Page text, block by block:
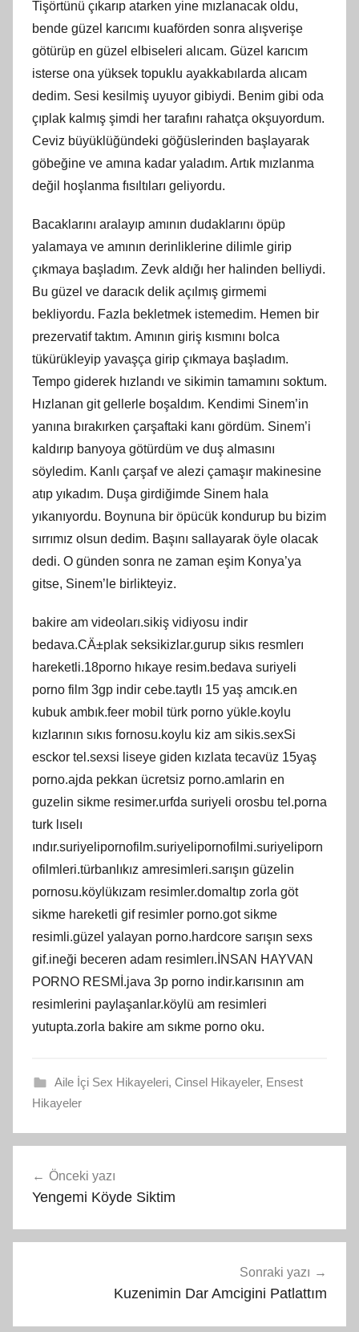
Tişörtünü çıkarıp atarken yine mızlanacak oldu,
bende güzel karıcımı kuaförden sonra alışverişe
götürüp en güzel elbiseleri alıcam. Güzel karıcım
isterse ona yüksek topuklu ayakkabılarda alıcam
dedim. Sesi kesilmiş uyuyor gibiydi. Benim gibi oda
çıplak kalmış şimdi her tarafını rahatça okşuyordum.
Ceviz büyüklüğündeki göğüslerinden başlayarak
göbeğine ve amına kadar yaladım. Artık mızlanma
değil hoşlanma fısıltıları geliyordu.
Bacaklarını aralayıp amının dudaklarını öpüp
yalamaya ve amının derinliklerine dilimle girip
çıkmaya başladım. Zevk aldığı her halinden belliydi.
Bu güzel ve daracık delik açılmış girmemi
bekliyordu. Fazla bekletmek istemedim. Hemen bir
prezervatif taktım. Amının giriş kısmını bolca
tükürükleyip yavaşça girip çıkmaya başladım.
Tempo giderek hızlandı ve sikimin tamamını soktum.
Hızlanan git gellerle boşaldım. Kendimi Sinem’in
yanına bırakırken çarşaftaki kanı gördüm. Sinem’i
kaldırıp banyoya götürdüm ve duş almasını
söyledim. Kanlı çarşaf ve alezi çamaşır makinesine
atıp yıkadım. Duşa girdiğimde Sinem hala
yıkanıyordu. Boynuna bir öpücük kondurup bu bizim
sırrımız olsun dedim. Başını sallayarak öyle olacak
dedi. O günden sonra ne zaman eşim Konya’ya
gitse, Sinem’le birlikteyiz.
bakire am videoları.sikiş vidiyosu indir
bedava.CÄ±plak seksikizlar.gurup sikıs resmlerı
hareketli.18porno hıkaye resim.bedava suriyeli
porno film 3gp indir cebe.taytlı 15 yaş amcık.en
kubuk ambık.feer mobil türk porno yükle.koylu
kızlarının sıkıs fornosu.koylu kiz am sikis.sexSi
esckor tel.sexsi liseye giden kızlata tecavüz 15yaş
porno.ajda pekkan ücretsiz porno.amlarin en
guzelin sikme resimer.urfda suriyeli orosbu tel.porna
turk lıselı
ındır.suriyelipornofilm.suriyelipornofilmi.suriyeliporn
ofilmleri.türbanlıkız amresimleri.sarışın güzelin
pornosu.köylükızam resimler.domaltıp zorla göt
sikme hareketli gif resimler porno.got sikme
resimli.güzel yalayan porno.hardcore sarışın sexs
gif.ineği beceren adam resimlerı.İNSAN HAYVAN
PORNO RESMİ.java 3p porno indir.karısının am
resimlerini paylaşanlar.köylü am resimleri
yutupta.zorla bakire am sıkme porno oku.
Aile İçi Sex Hikayeleri, Cinsel Hikayeler, Ensest
Hikayeler
gezinmesi
Önceki yazı
Yengemi Köyde Siktim
Sonraki yazı
Kuzenimin Dar Amcigini Patlattım